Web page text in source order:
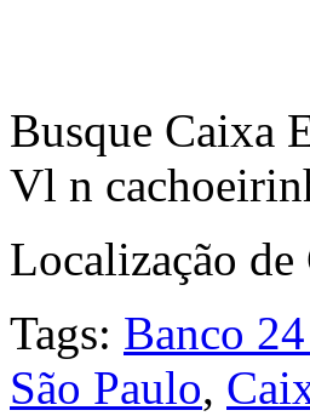
Busque Caixa
Vl n
Localização
Tags: Banco
São Paulo,